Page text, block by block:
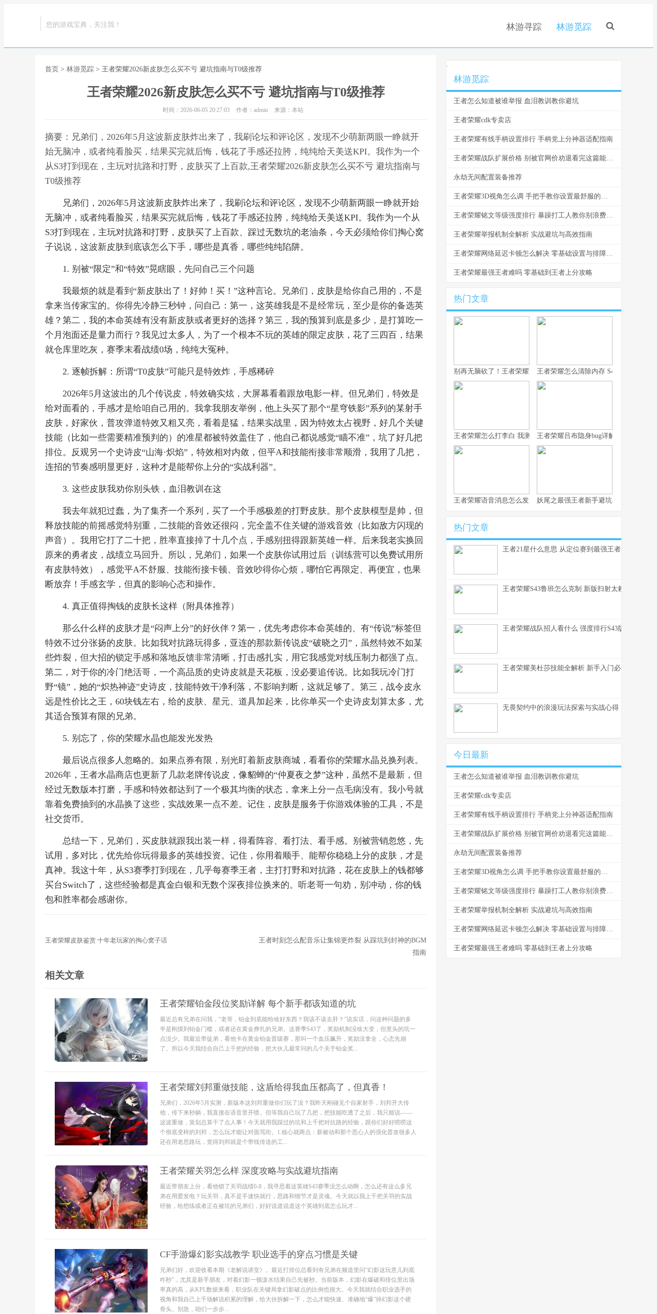
您的游戏宝典，关注我！ 林游寻踪 林游觅踪
首页 > 林游觅踪 > 王者荣耀2026新皮肤怎么买不亏 避坑指南与T0级推荐
王者荣耀2026新皮肤怎么买不亏 避坑指南与T0级推荐
时间：2026-06-05 20:27:03 作者：admin 来源：本站
摘要：兄弟们，2026年5月这波新皮肤炸出来了，我刷论坛和评论区，发现不少萌新两眼一睁就开
始无脑冲，或者纯看脸买，结果买完就后悔，钱花了手感还拉胯，纯纯给天美送KPI。我作为一个
从S3打到现在，主玩对抗路和打野，皮肤买了上百款,王者荣耀2026新皮肤怎么买不亏 避坑指南与
T0级推荐
兄弟们，2026年5月这波新皮肤炸出来了，我刷论坛和评论区，发现不少萌新两眼一睁就开始
无脑冲，或者纯看脸买，结果买完就后悔，钱花了手感还拉胯，纯纯给天美送KPI。我作为一个从
S3打到现在，主玩对抗路和打野，皮肤买了上百款、踩过无数坑的老油条，今天必须给你们掏心窝
子说说，这波新皮肤到底该怎么下手，哪些是真香，哪些纯纯陷阱。
1. 别被“限定”和“特效”晃瞎眼，先问自己三个问题
我最烦的就是看到“新皮肤出了！好帅！买！”这种言论。兄弟们，皮肤是给你自己用的，不是
拿来当传家宝的。你得先冷静三秒钟，问自己：第一，这英雄我是不是经常玩，至少是你的备选英
雄？第二，我的本命英雄有没有新皮肤或者更好的选择？第三，我的预算到底是多少，是打算吃一
个月泡面还是量力而行？我见过太多人，为了一个根本不玩的英雄的限定皮肤，花了三四百，结果
就仓库里吃灰，赛季末看战绩0场，纯纯大冤种。
2. 逐帧拆解：所谓“T0皮肤”可能只是特效炸，手感稀碎
2026年5月这波出的几个传说皮，特效确实炫，大屏幕看着跟放电影一样。但兄弟们，特效是
给对面看的，手感才是给咱自己用的。我拿我朋友举例，他上头买了那个“星穹铁影”系列的某射手
皮肤，好家伙，普攻弹道特效又粗又亮，看着是猛，结果实战里，因为特效太占视野，好几个关键
技能（比如一些需要精准预判的）的准星都被特效盖住了，他自己都说感觉“瞄不准”，坑了好几把
排位。反观另一个史诗皮“山海·炽焰”，特效相对内敛，但平A和技能衔接非常顺滑，我用了几把，
连招的节奏感明显更好，这种才是能帮你上分的“实战利器”。
3. 这些皮肤我劝你别头铁，血泪教训在这
我去年就犯过蠢，为了集齐一个系列，买了一个手感极差的打野皮肤。那个皮肤模型是帅，但
释放技能的前摇感觉特别重，二技能的音效还很闷，完全盖不住关键的游戏音效（比如敌方闪现的
声音）。我用它打了二十把，胜率直接掉了十几个点，手感别扭得跟新英雄一样。后来我老实换回
原来的勇者皮，战绩立马回升。所以，兄弟们，如果一个皮肤你试用过后（训练营可以免费试用所
有皮肤特效），感觉平A不舒服、技能衔接卡顿、音效吵得你心烦，哪怕它再限定、再便宜，也果
断放弃！手感玄学，但真的影响心态和操作。
4. 真正值得掏钱的皮肤长这样（附具体推荐）
那么什么样的皮肤才是“闷声上分”的好伙伴？第一，优先考虑你本命英雄的、有“传说”标签但
特效不过分张扬的皮肤。比如我对抗路玩得多，亚连的那款新传说皮“破晓之刃”，虽然特效不如某
些炸裂，但大招的锁定手感和落地反馈非常清晰，打击感扎实，用它我感觉对线压制力都强了点。
第二，对于你的冷门绝活哥，一个高品质的史诗皮就是天花板，没必要追传说。比如我玩冷门打
野“镜”，她的“炽热神迹”史诗皮，技能特效干净利落，不影响判断，这就足够了。第三，战令皮永
远是性价比之王，60块钱左右，给的皮肤、星元、道具加起来，比你单买一个史诗皮划算太多，尤
其适合预算有限的兄弟。
5. 别忘了，你的荣耀水晶也能发光发热
最后说点很多人忽略的。如果点券有限，别光盯着新皮肤商城，看看你的荣耀水晶兑换列表。
2026年，王者水晶商店也更新了几款老牌传说皮，像貂蝉的“仲夏夜之梦”这种，虽然不是最新，但
经过无数版本打磨，手感和特效都达到了一个极其均衡的状态，拿来上分一点毛病没有。我小号就
靠着免费抽到的水晶换了这些，实战效果一点不差。记住，皮肤是服务于你游戏体验的工具，不是
社交货币。
总结一下，兄弟们，买皮肤就跟我出装一样，得看阵容、看打法、看手感。别被营销忽悠，先
试用，多对比，优先给你玩得最多的英雄投资。记住，你用着顺手、能帮你稳稳上分的皮肤，才是
真神。我这十年，从S3赛季打到现在，几乎每赛季王者，主打打野和对抗路，花在皮肤上的钱都够
买台Switch了，这些经验都是真金白银和无数个深夜排位换来的。听老哥一句劝，别冲动，你的钱
包和胜率都会感谢你。
王者荣耀皮肤鉴赏 十年老玩家的掏心窝子话
王者时刻怎么配音乐让集锦更炸裂 从踩坑到封神的BGM
指南
相关文章
王者荣耀铂金段位奖励详解 每个新手都该知道的坑
最近总有兄弟在问我，“老哥，铂金到底能给啥好东西？我该不该去肝？”说实话，问这种问题的多
半是刚摸到铂金门槛，或者还在黄金挣扎的兄弟。这赛季S43了，奖励机制没啥大变，但里头的坑一
点没少。我最近带徒弟，看他卡在黄金铂金晋级赛，那叫一个血压飙升，奖励没拿全，心态先崩
了。所以今天我结合自己上千把的经验，把大伙儿最常问的几个关于铂金奖...
王者荣耀刘邦重做技能，这盾给得我血压都高了，但真香！
兄弟们，2026年5月实测，新版本这刘邦重做你们玩了没？我昨天刚碰见个自家射手，刘邦开大传
他，传下来秒躺，我直接在语音里开喷。但等我自己玩了几把，把技能吃透了之后，我只能说——
这波重做，策划总算干了点人事！今天就用我踩过的坑和上千把对抗路的经验，跟你们好好唠唠这
个彻底变样的刘邦，怎么玩才能让对面骂街。1.核心就两点：新被动和那个恶心人的强化普攻很多人
还在用老思路玩，觉得刘邦就是个带线传送的工...
王者荣耀关羽怎么样 深度攻略与实战避坑指南
最近带朋友上分，看他锁了关羽战绩0-8，我寻思着这英雄S43赛季没怎么动啊，怎么还有这么多兄
弟在用爱发电？玩关羽，真不是手速快就行，思路和细节才是灵魂。今天就以我上千把关羽的实战
经验，给想练或者正在被坑的兄弟们，好好说道说道这个英雄到底怎么玩才...
CF手游爆幻影实战教学 职业选手的穿点习惯是关键
兄弟们好，欢迎收看本期《老解说讲堂》。最近打排位总看到有兄弟在频道里问“幻影这玩意儿到底
咋秒”，尤其是新手朋友，对着幻影一顿泼水结果自己先被秒。当前版本，幻影在爆破和排位里出场
率真的高，从KPL数据来看，职业队在关键局拿幻影破点的比例也很大。今天我就结合职业选手的
视角和我自己上千场解说积累的理解，给大伙拆解一下，怎么才能快速、准确地“爆”掉幻影这个硬
骨头。别急，咱们一步步...
.
林游觅踪
王者怎么知道被谁举报 血泪教训教你避坑
王者荣耀cdk专卖店
王者荣耀有线手柄设置排行 手柄党上分神器适配指南
王者荣耀战队扩展价格 别被官网价劝退看完这篇能省一半
永劫无间配置装备推荐
王者荣耀3D视角怎么调 手把手教你设置最舒服的视角
王者荣耀铭文等级强度排行 暴躁打工人教你别浪费金币
王者荣耀举报机制全解析 实战避坑与高效指南
王者荣耀网络延迟卡顿怎么解决 零基础设置与排障指南
王者荣耀最强王者难吗 零基础到王者上分攻略
热门文章
别再无脑砍了！王者荣耀如何用凯，我这10年心得全在这了！
王者荣耀怎么清除内存 S43赛季防卡顿
王者荣耀怎么打李白 我测了100把的克制方法王者荣耀吕布隐身bug详解 老玩家常见
王者荣耀语音消息怎么发 这赛季S43的沟通优化细节你得知道
妖尾之最强王者新手避坑与实战心得
热门文章
王者21星什么意思 从定位赛到最强王者的段位全解
王者荣耀S43鲁班怎么克制 新版扫射太赖了这些英
王者荣耀战队招人看什么 强度排行S43版本上分密
王者荣耀美杜莎技能全解析 新手入门必看教学
无畏契约中的浪漫玩法探索与实战心得
今日最新
王者怎么知道被谁举报 血泪教训教你避坑
王者荣耀cdk专卖店
王者荣耀有线手柄设置排行 手柄党上分神器适配指南
王者荣耀战队扩展价格 别被官网价劝退看完这篇能省一半
永劫无间配置装备推荐
王者荣耀3D视角怎么调 手把手教你设置最舒服的视角
王者荣耀铭文等级强度排行 暴躁打工人教你别浪费金币
王者荣耀举报机制全解析 实战避坑与高效指南
王者荣耀网络延迟卡顿怎么解决 零基础设置与排障指南
王者荣耀最强王者难吗 零基础到王者上分攻略